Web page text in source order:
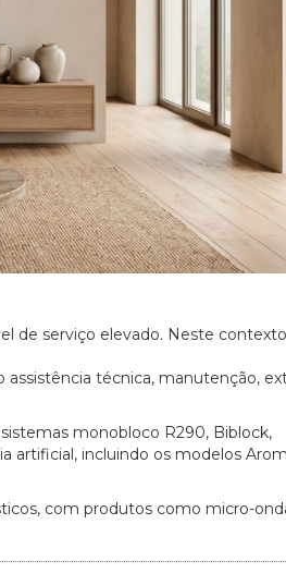
de serviço elevado. Neste
técnica, manutenção,
monobloco R290, Biblock,
artificial, incluindo os modelos
com produtos como micro-